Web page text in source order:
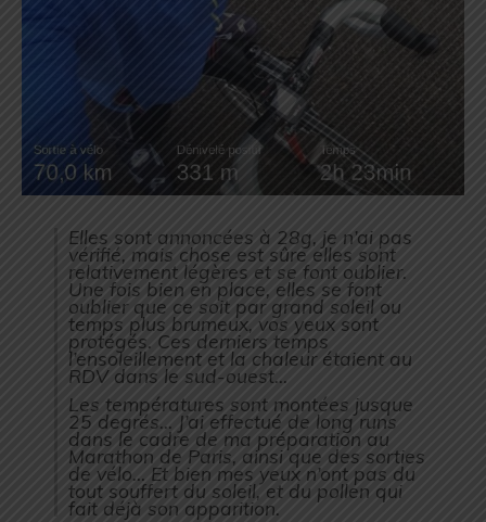
Elles sont annoncées à 28g, je n’ai pas
vérifié, mais chose est sûre elles sont
relativement légères et se font oublier.
Une fois bien en place, elles se font
oublier que ce soit par grand soleil ou
temps plus brumeux, vos yeux sont
protégés. Ces derniers temps
l’ensoleillement et la chaleur étaient au
RDV dans le sud-ouest…
Les températures sont montées jusque
25 degrés… J’ai effectué de long runs
dans le cadre de ma préparation au
Marathon de Paris, ainsi que des sorties
de vélo… Et bien mes yeux n’ont pas du
tout souffert du soleil, et du pollen qui
fait déjà son apparition.